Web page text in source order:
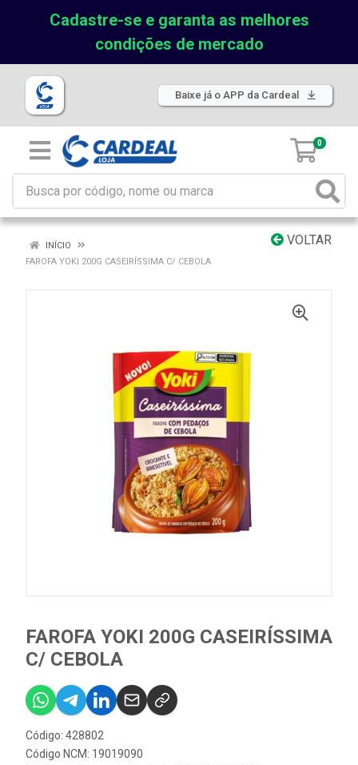
Cadastre-se e garanta as melhores
condições de mercado
Baixe já o APP da Cardeal
0
VOLTAR
INÍCIO
FAROFA YOKI 200G CASEIRÍSSIMA C/ CEBOLA
FAROFA YOKI 200G CASEIRÍSSIMA
C/ CEBOLA
Código: 428802
Código NCM: 19019090